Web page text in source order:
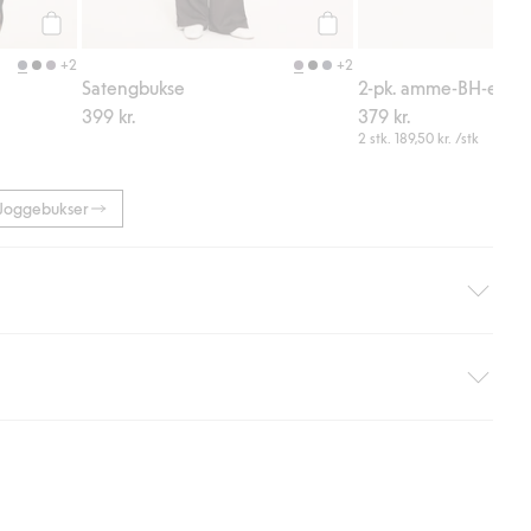
+2 +2
Satengbukse
399 kr.
2-pk. amme-BH-er
379 kr.
2 stk. 189,50 kr. /stk
Joggebukser
med Helthjem. Fraktkostnaden fjernes automatisk